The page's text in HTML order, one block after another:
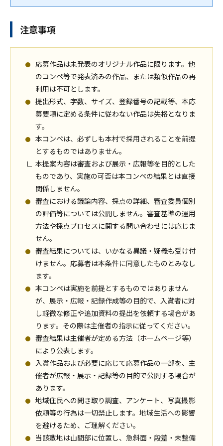
注意事項
応募作品は未発表のオリジナル作品に限ります。他
のコンペ等で発表済みの作品、または類似作品の再
利用は不可とします。
提出形式、字数、サイズ、登録番号の記載等、本応
募要項に定める条件に従わない作品は失格となりま
す。
本コンペは、必ずしも本村で採用されることを前提
とするものではありません。
本提案内容は審査および展示・広報等を目的とした
ものであり、実施の可否は本コンペの結果とは直接
関係しません。
審査における議論内容、採点の詳細、審査委員個別
の評価等については公開しません。審査基準の運用
方法や採点プロセスに関する問い合わせには応じま
せん。
審査結果については、いかなる異議・疑義も受け付
けません。応募者は本条件に同意したものとみなし
ます。
本コンペは実施を前提とするものではありません
が、展示・広報・記録作成等の目的で、入賞者に対
し軽微な修正や追加資料の提出を依頼する場合があ
ります。その際は主催者の指示に従ってください。
審査結果は主催者が定める方法（ホームページ等）
により公表します。
入賞作品および必要に応じて応募作品の一部を、主
催者が広報・展示・記録等の目的で公開する場合が
あります。
地域住民への聞き取り調査、アンケート、写真撮影
依頼等の行為は一切禁止します。地域生活への影響
を避けるため、ご理解ください。
当該敷地は山間部に位置し、急斜面・段差・未整備